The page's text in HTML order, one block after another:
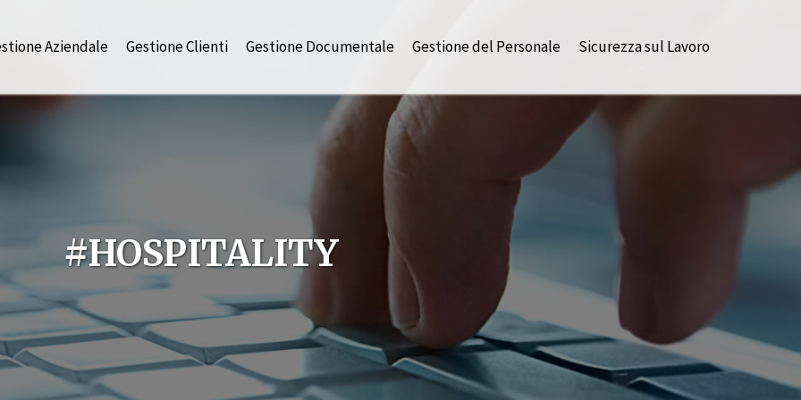
Aziendale Gestione Clienti Gestione Documentale Gestione del Personale Sicurezza sul Lavoro
#HOSPITALITY